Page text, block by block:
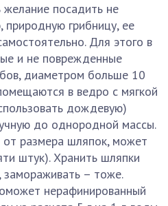
желание посадить не
природную грибницу, ее
Для этого в
и не поврежденные
диаметром больше 10
в ведро с мягкой
дождевую)
до однородной массы.
от размера шляпок, может
штук). Хранить шляпки
– тоже.
нерафинированный